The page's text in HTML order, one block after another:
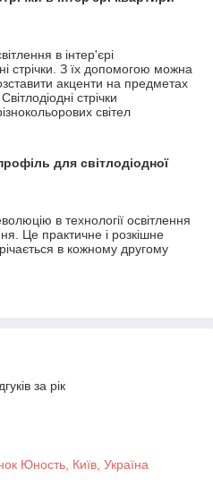
в інтер'єрі
стрічки. З їх допомогою можна
акценти на предметах
стрічки
світел
для світлодіодної
в технології освітлення
Це практичне і розкішне
в кожному другому
за рік
Юность, Київ, Україна